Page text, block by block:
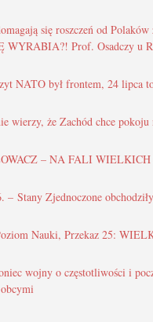
się roszczeń od
WYRABIA?! Prof. Osadczy u
NATO był frontem, 24 lipca
wierzy, że Zachód chce
– NA FALI WIELKICH
– Stany Zjednoczone
Nauki, Przekaz 25:
wojny o częstotliwości i